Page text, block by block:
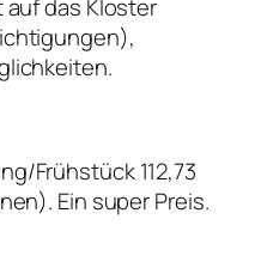
auf das Kloster
Frühstück 112,73
Ein super Preis.